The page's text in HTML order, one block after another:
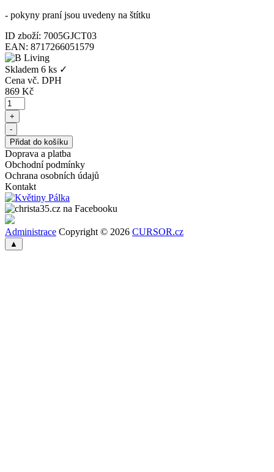
- pokyny praní jsou uvedeny na štítku
ID zboží: 7005GJCT03
EAN: 8717266051579
Skladem 6 ks ✓
Cena vč. DPH
869 Kč
Doprava a platba
Obchodní podmínky
Ochrana osobních údajů
Kontakt
Administrace Copyright © 2026 CURSOR.cz
▲